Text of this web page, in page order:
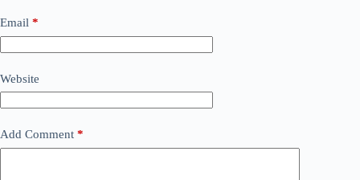
Email *
Website
Add Comment *